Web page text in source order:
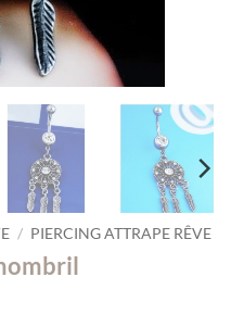
/ PIERCING ATTRAPE RÊVE